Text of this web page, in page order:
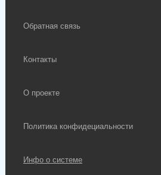
Обратная связь
Контакты
О проекте
Политика конфидециальности
Инфо о системе